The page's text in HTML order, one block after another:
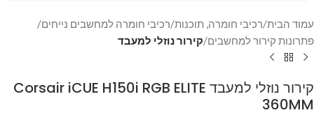
עמוד הבית רכיבי חומרה, תוכנות רכיבי חומרה למחשבים נייחים
פתרונות קירור למחשבים קירור נוזלי למעבד
קירור נוזלי למעבד Corsair iCUE H150i RGB ELITE
360MM